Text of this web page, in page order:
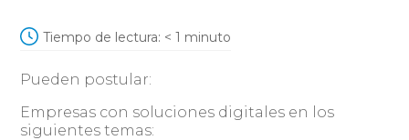
Tiempo de lectura: < 1 minuto
Pueden postular:
Empresas con soluciones digitales en los
siguientes temas: